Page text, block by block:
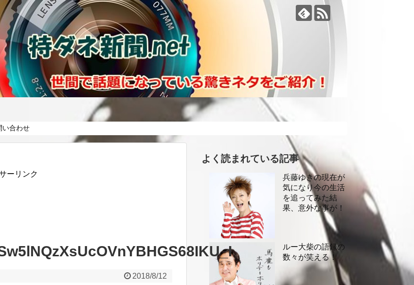
い合わせ
ーリンク
2018/8/12
よく読まれている記事
兵藤ゆきの現在が
気になり今の生活
を追ってみた結
果、意外な事が！
ルー大柴の語録の
数々が笑える！